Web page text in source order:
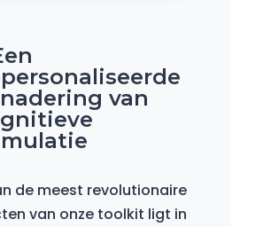
van
de meest revolutionaire
van onze toolkit ligt in